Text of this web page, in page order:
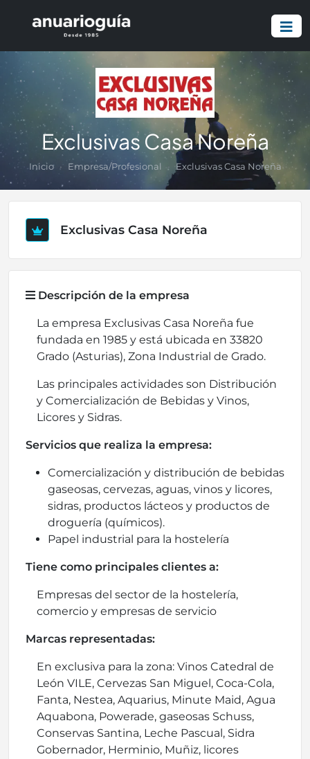
Exclusivas Casa Noreña
Inicio Empresa/Profesional Exclusivas Casa Noreña
Exclusivas Casa Noreña
Descripción de la empresa
La empresa Exclusivas Casa Noreña fue
fundada en 1985 y está ubicada en 33820
Grado (Asturias), Zona Industrial de Grado.
Las principales actividades son Distribución
y Comercialización de Bebidas y Vinos,
Licores y Sidras.
Servicios que realiza la empresa:
Comercialización y distribución de bebidas
gaseosas, cervezas, aguas, vinos y licores,
sidras, productos lácteos y productos de
droguería (químicos).
Papel industrial para la hostelería
Tiene como principales clientes a:
Empresas del sector de la hostelería,
comercio y empresas de servicio
Marcas representadas:
En exclusiva para la zona: Vinos Catedral de
León VILE, Cervezas San Miguel, Coca-Cola,
Fanta, Nestea, Aquarius, Minute Maid, Agua
Aquabona, Powerade, gaseosas Schuss,
Conservas Santina, Leche Pascual, Sidra
Gobernador, Herminio, Muñiz, licores